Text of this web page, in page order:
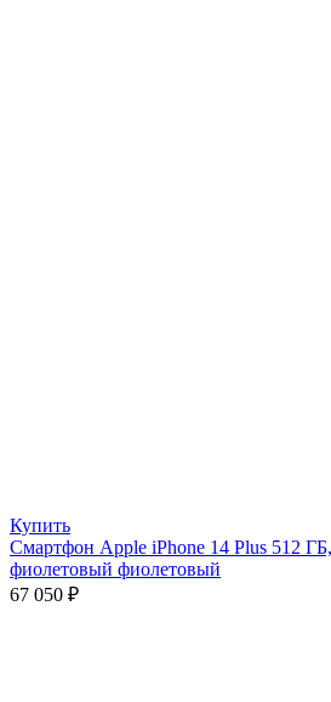
Купить
Смартфон Apple iPhone 14 Plus 512
фиолетовый фиолетовый
67 050 ₽